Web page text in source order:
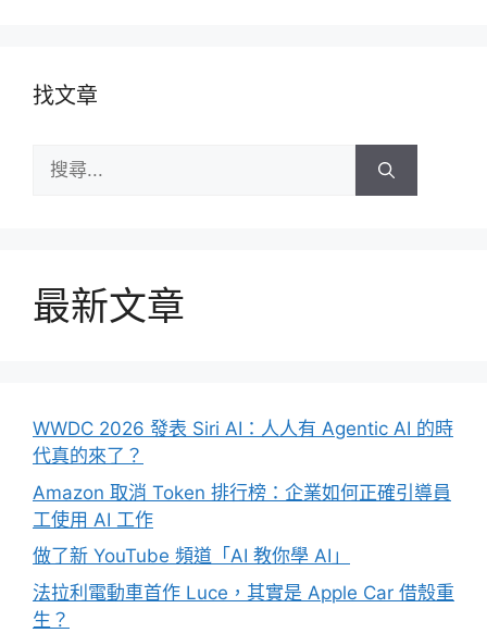
找文章
尋:
最新文章
WWDC 2026 發表 Siri AI：人人有 Agentic AI 的時
代真的來了？
Amazon 取消 Token 排行榜：企業如何正確引導員
工使用 AI 工作
做了新 YouTube 頻道「AI 教你學 AI」
法拉利電動車首作 Luce，其實是 Apple Car 借殼重
生？